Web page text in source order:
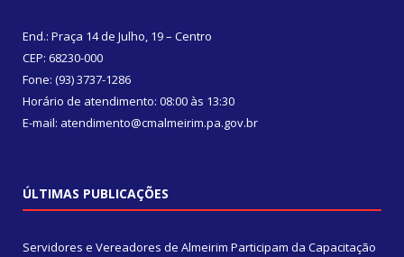
End.: Praça 14 de Julho, 19 – Centro
CEP: 68230-000
Fone: (93) 3737-1286
Horário de atendimento: 08:00 às 13:30
E-mail: atendimento@cmalmeirim.pa.gov.br
ÚLTIMAS PUBLICAÇÕES
Servidores e Vereadores de Almeirim Participam da Capacitação